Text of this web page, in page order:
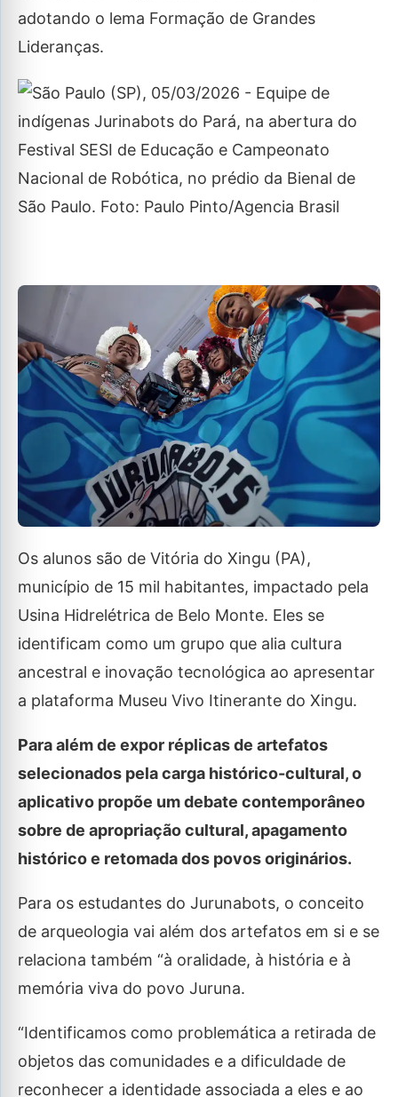
adotando o lema Formação de Grandes
Lideranças.
Os alunos são de Vitória do Xingu (PA),
município de 15 mil habitantes, impactado pela
Usina Hidrelétrica de Belo Monte. Eles se
identificam como um grupo que alia cultura
ancestral e inovação tecnológica ao apresentar
a plataforma Museu Vivo Itinerante do Xingu.
Para além de expor réplicas de artefatos
selecionados pela carga histórico-cultural, o
aplicativo propõe um debate contemporâneo
sobre de apropriação cultural, apagamento
histórico e retomada dos povos originários.
Para os estudantes do Jurunabots, o conceito
de arqueologia vai além dos artefatos em si e se
relaciona também “à oralidade, à história e à
memória viva do povo Juruna.
“Identificamos como problemática a retirada de
objetos das comunidades e a dificuldade de
reconhecer a identidade associada a eles e ao